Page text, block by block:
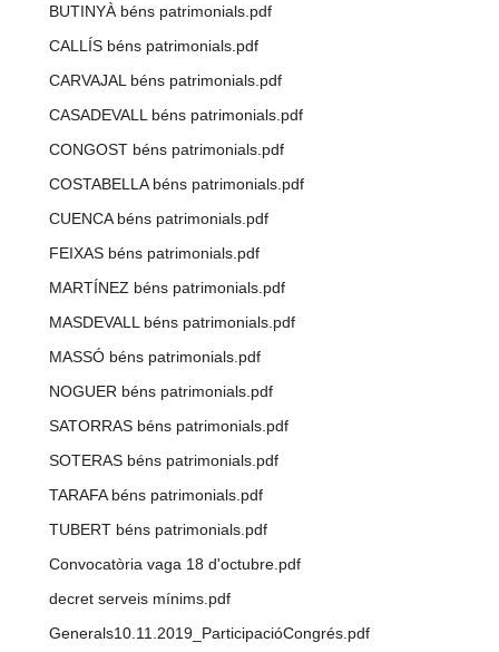
BUTINYÀ béns patrimonials.pdf
CALLÍS béns patrimonials.pdf
CARVAJAL béns patrimonials.pdf
CASADEVALL béns patrimonials.pdf
CONGOST béns patrimonials.pdf
COSTABELLA béns patrimonials.pdf
CUENCA béns patrimonials.pdf
FEIXAS béns patrimonials.pdf
MARTÍNEZ béns patrimonials.pdf
MASDEVALL béns patrimonials.pdf
MASSÓ béns patrimonials.pdf
NOGUER béns patrimonials.pdf
SATORRAS béns patrimonials.pdf
SOTERAS béns patrimonials.pdf
TARAFA béns patrimonials.pdf
TUBERT béns patrimonials.pdf
Convocatòria vaga 18 d'octubre.pdf
decret serveis mínims.pdf
Generals10.11.2019_ParticipacióCongrés.pdf